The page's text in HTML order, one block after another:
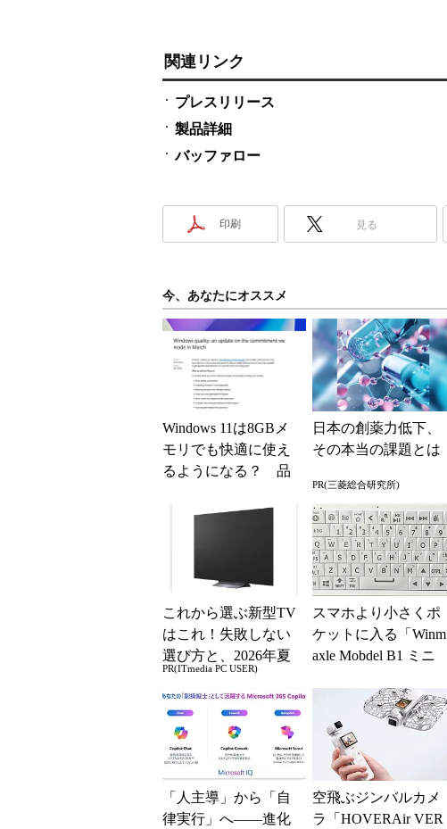
関連リンク
プレスリリース
製品詳細
バッファロー
印刷 見る
今、あなたにオススメ
Windows 11は8GBメ
モリでも快適に使え
るようになる？ 品
と「26H2」に...
日本の創薬力低下、
その本当の課題とは
PR(三菱総合研究所)
これから選ぶ新型TV
はこれ！失敗しない
選び方と、2026年夏
の一押しモデル
PR(ITmedia PC USER)
スマホより小さくポ
ケットに入る「Winm
axle Mobdel B1 ミニ
「人主導」から「自
律実行」へ――進化
空飛ぶジンバルカメ
ラ「HOVERAir VER